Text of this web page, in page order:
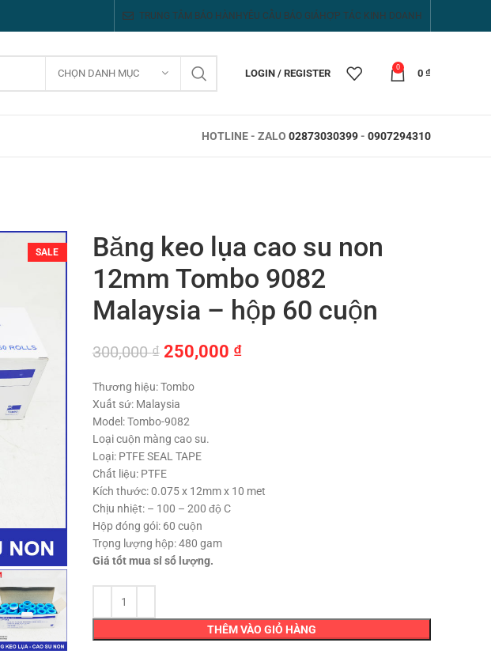
TRUNG TÂM BẢO HÀNH YÊU CẦU BÁO GIÁ HỢP TÁC KINH DOANH
CHỌN DANH MỤC LOGIN / REGISTER
0
0 ₫
HOTLINE - ZALO 02873030399- 0907294310
SALE
Băng keo lụa cao su non
12mm Tombo 9082
Malaysia – hộp 60 cuộn
300,000₫ Giá
là:
300,000 ₫.
250,000 ₫Giá
Thương hiệu: Tombo
Xuất sứ: Malaysia
Model: Tombo-9082
Loại cuộn màng cao su.
Loại: PTFE SEAL TAPE
Chất liệu: PTFE
Kích thước: 0.075 x 12mm x 10 met
Chịu nhiệt: – 100 – 200 độ C
Hộp đóng gói: 60 cuộn
Trọng lượng hộp: 480 gam
Giá tốt mua sỉ số lượng.
THÊM VÀO GIỎ HÀNG